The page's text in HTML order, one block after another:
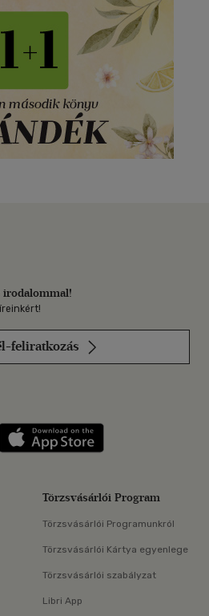
irodalommal!
feliratkozás
ona LinkedInen
applikáció Szerezd meg: Google
Törzsvásárlói Program
Törzsvásárlói Programunkról
Törzsvásárlói Kártya egyenlege
Törzsvásárlói szabályzat
Libri App